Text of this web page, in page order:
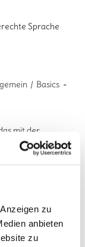
zu
anbieten
zu
/ Basics
mit der
gar nicht so